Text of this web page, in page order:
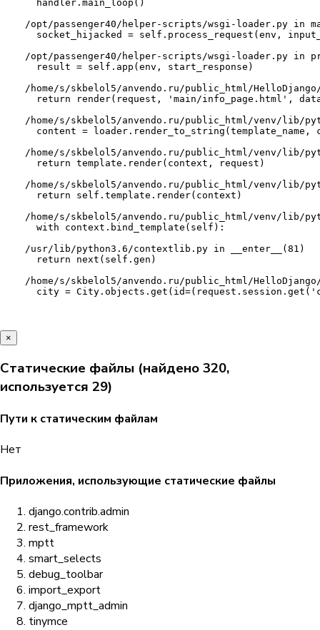
handler.main_loop()
/opt/passenger40/helper-scripts/wsgi-loader.py in
socket_hijacked = self.process_request(env,
/opt/passenger40/helper-scripts/wsgi-loader.py in
result = self.app(env, start_response)
/home/s/skbelol5/anvendo.ru/public_html/
return render(request, 'main/info_page.html',
/home/s/skbelol5/anvendo.ru/public_html/venv/lib/
content =
/home/s/skbelol5/anvendo.ru/public_html/venv/lib/
return template.render(context, request)
/home/s/skbelol5/anvendo.ru/public_html/venv/lib/
return self.template.render(context)
/home/s/skbelol5/anvendo.ru/public_html/venv/lib/
with context.bind_template(self):
/usr/lib/python3.6/contextlib.py in __enter__ ( 81 )
return next(self.gen)
/home/s/skbelol5/anvendo.ru/public_html/
city =
×
Статические файлы (найдено 320,
используется 29)
Пути к статическим файлам
Нет
Приложения, использующие статические файлы
django.contrib.admin
rest_framework
mptt
smart_selects
debug_toolbar
import_export
django_mptt_admin
tinymce